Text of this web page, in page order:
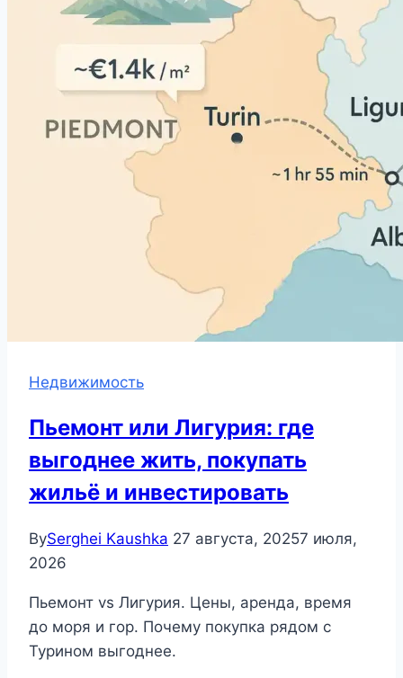
Недвижимость
Пьемонт или Лигурия: где
выгоднее жить, покупать
жильё и инвестировать
BySerghei Kaushka 27 августа, 20257 июля,
2026
Пьемонт vs Лигурия. Цены, аренда, время
до моря и гор. Почему покупка рядом с
Турином выгоднее.